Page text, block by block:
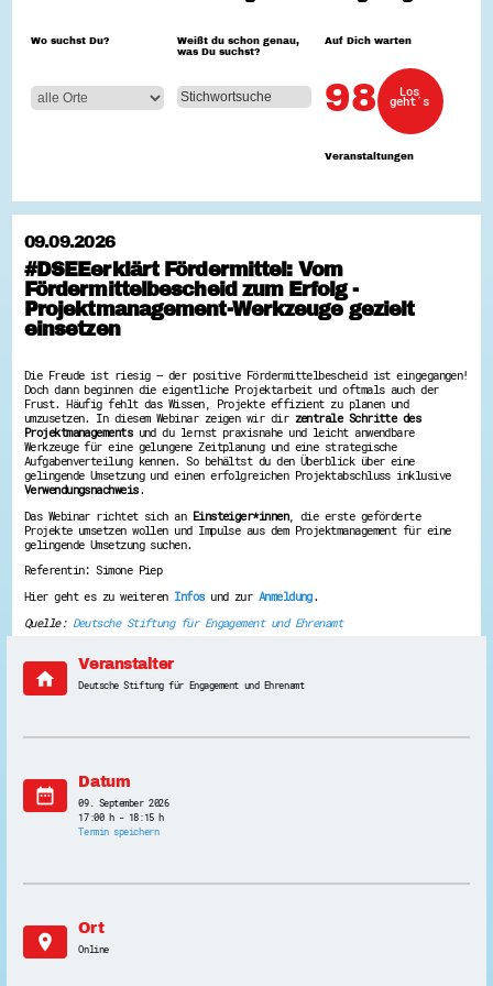
Zeig uns dein Ehrenamt
Wettbewerb | Trikotwettbewerb
Wettbewerb | 80 Jahre Hessen - Engagement
Ausgezeichnete Projekte
Engagement-Lotsen
Crowdfunding - Viele schaffen mehr
Förderprogramme
Kompetenznachweis Hessen
Zeugnisbeiblatt
Service-Learning
Mach dich schlau
GEMA-Pakt
Energiepreiskrise und Ehrenamt
Flüchtlingshilfe + Integration
Generationsübergreifend aktiv
Stiftungen
Vereine, Spenden, Steuern - Gut zu Wissen
Versicherungsschutz
Suche
Wo suchst Du?
Weißt du schon genau,
was Du suchst?
Auf Dich warten
98
Veranstaltungen
Los
geht´s
09.09.2026
#DSEEerklärt Fördermittel: Vom
Fördermittelbescheid zum Erfolg -
Projektmanagement-Werkzeuge gezielt
einsetzen
Die Freude ist riesig – der positive Fördermittelbescheid ist eingegangen!
Doch dann beginnen die eigentliche Projektarbeit und oftmals auch der
Frust. Häufig fehlt das Wissen, Projekte effizient zu planen und
umzusetzen. In diesem Webinar zeigen wir dir zentrale Schritte des
Projektmanagementsund du lernst praxisnahe und leicht anwendbare
Werkzeuge für eine gelungene Zeitplanung und eine strategische
Aufgabenverteilung kennen. So behältst du den Überblick über eine
gelingende Umsetzung und einen erfolgreichen Projektabschluss inklusive
Verwendungsnachweis.
Das Webinar richtet sich an Einsteiger*innen, die erste geförderte
Projekte umsetzen wollen und Impulse aus dem Projektmanagement für eine
gelingende Umsetzung suchen.
Referentin: Simone Piep
Hier geht es zu weiteren Infosund zur Anmeldung.
Quelle: Deutsche Stiftung für Engagement und Ehrenamt
home
Veranstalter
Deutsche Stiftung für Engagement und Ehrenamt
date_range
Datum
09. September 2026
17:00 h - 18:15 h
Termin speichern
location_on
Ort
Online